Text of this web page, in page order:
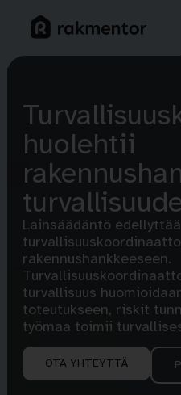
huolehtii
Lainsäädäntö edellyttää
rakennushankkeeseen.
turvallisuus
toteutukseen, riskit
työmaa toimii
OTA YHTEYTTÄ